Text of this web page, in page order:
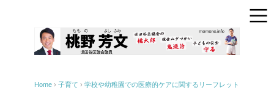
Home › 子育て › 学校や幼稚園での医療的ケアに関するリーフレット